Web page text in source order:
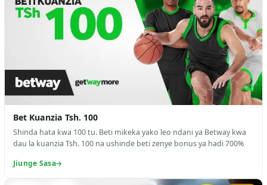
Bet Kuanzia Tsh. 100
Shinda hata kwa 100 tu. Beti mikeka yako leo ndani ya Betway kwa
dau la kuanzia Tsh. 100 na ushinde beti zenye bonus ya hadi 700%
Jiunge Sasa